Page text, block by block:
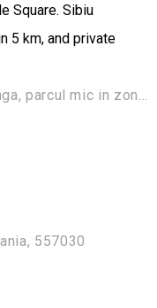
Square. Sibiu
5 km, and private
1A, Ion Luca Caragiale - Strada Lunga, parcul mic in zona Piata Cibin, Sibiu, Romania, 550117
557030